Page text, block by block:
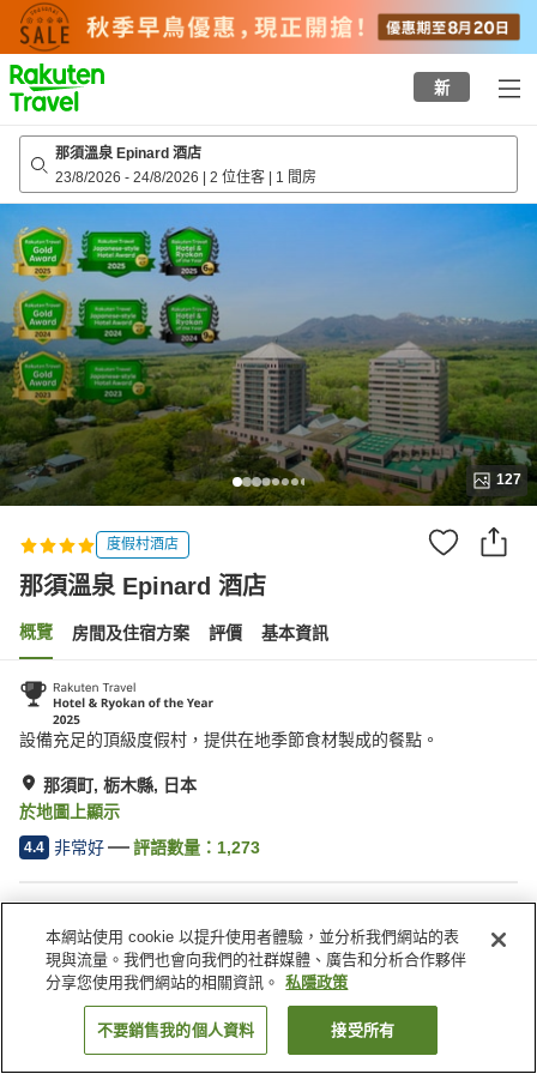
to
top
page
新
那須溫泉 Epinard 酒店
23/8/2026 - 24/8/2026 | 2 位住客 | 1 間房
127
度假村酒店
那須溫泉 Epinard 酒店
概覽 房間及住宿方案 評價 基本資訊
設備充足的頂級度假村，提供在地季節食材製成的餐點。
那須町, 栃木縣, 日本
於地圖上顯示
4.4 非常好 評語數量： 1,273
停車場
按摩浴缸
桑拿
水療/美容院
日本 栃木縣 那須町 那須溫泉 Epinard 酒店
找客房
本網站使用 cookie 以提升使用者體驗，並分析我們網站的表
現與流量。我們也會向我們的社群媒體、廣告和分析合作夥伴
分享您使用我們網站的相關資訊。
私隱政策
不要銷售我的個人資料 接受所有